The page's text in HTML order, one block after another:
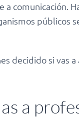
a comunicación.
públicos
decidido si vas
a